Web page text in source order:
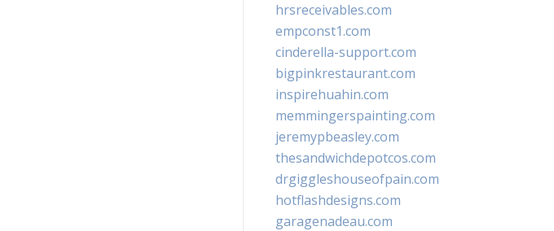
hrsreceivables.com
empconst1.com
cinderella-support.com
bigpinkrestaurant.com
inspirehuahin.com
memmingerspainting.com
jeremypbeasley.com
thesandwichdepotcos.com
drgiggleshouseofpain.com
hotflashdesigns.com
garagenadeau.com